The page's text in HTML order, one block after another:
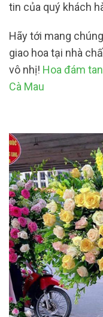
tin của quý khách
Hãy tới mang
giao hoa tại nhà
vô nhị! Hoa đám
Cà Mau